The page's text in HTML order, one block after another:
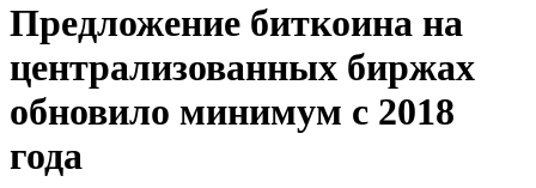
Предложение биткоина на
централизованных биржах
обновило минимум с 2018
года